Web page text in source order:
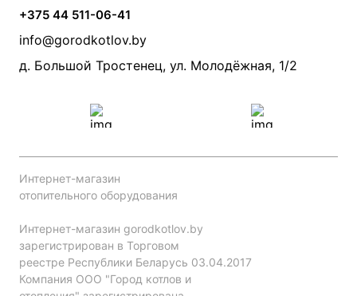
Камины и печи
Дымоходы
Акции
Производители
Монтаж систем отопления
Прайс по монтажу систем отопления
Проект систем отопления
+375 44 511-06-41
info@gorodkotlov.by
д. Большой Тростенец, ул. Молодёжная, 1/2
Интернет-магазин
отопительного оборудования
Интернет-магазин gorodkotlov.by
зарегистрирован в Торговом
реестре Республики Беларусь 03.04.2017
Компания ООО "Город котлов и